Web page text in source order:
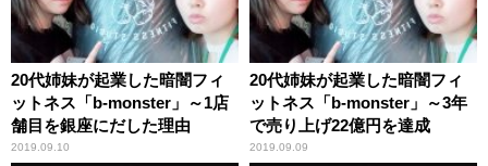
20代姉妹が起業した暗闇フィ
ットネス「b-monster」～1店
舗目を銀座にだした理由
2019.09.10
20代姉妹が起業した暗闇フィ
ットネス「b-monster」～3年
で売り上げ22億円を達成
2019.09.09